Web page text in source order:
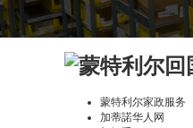
蒙特利尔家政服务
加蒂諾华人网